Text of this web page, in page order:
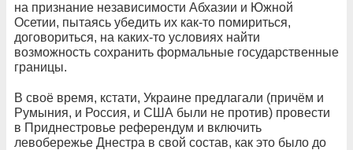
на признание независимости Абхазии и Южной
Осетии, пытаясь убедить их как-то помириться,
договориться, на каких-то условиях найти
возможность сохранить формальные государственные
границы.
В своё время, кстати, Украине предлагали (причём и
Румыния, и Россия, и США были не против) провести
в Приднестровье референдум и включить
левобережье Днестра в свой состав, как это было до